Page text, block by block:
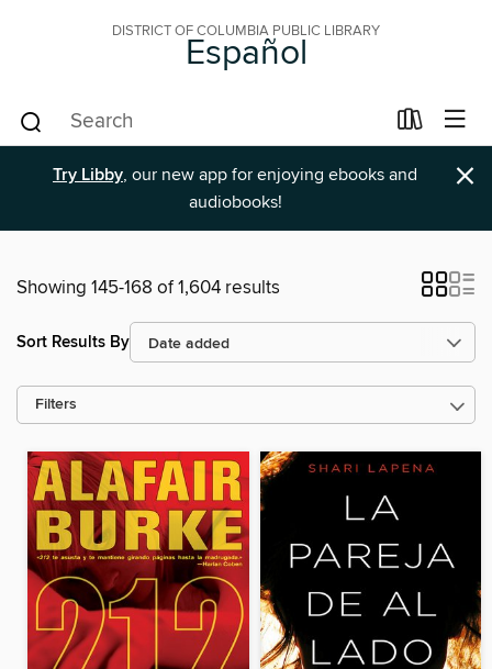
DISTRICT OF COLUMBIA PUBLIC LIBRARY
Español
Try Libby, our new app for enjoying ebooks and
audiobooks!
×
Showing 145-168 of 1,604 results
Sort Results By
Filters